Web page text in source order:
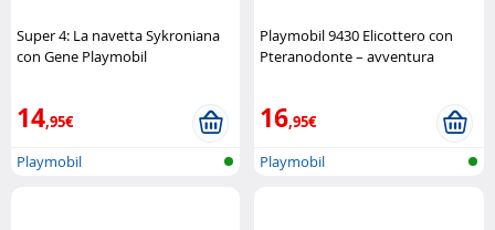
Super 4: La navetta Sykroniana
con Gene Playmobil
14,95€
Playmobil
Playmobil 9430 Elicottero con
Pteranodonte – avventura
16,95€
Playmobil